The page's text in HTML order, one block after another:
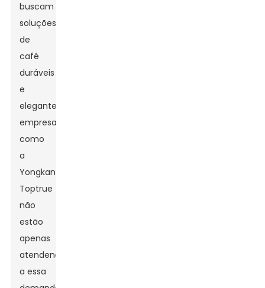
buscam
soluções
de
café
duráveis
​​e
elegantes,
empresas
como
a
Yongkang
Toptrue
não
estão
apenas
atendendo
a essa